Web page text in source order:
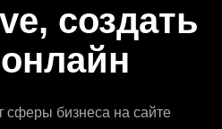
создать
сферы бизнеса на сайте